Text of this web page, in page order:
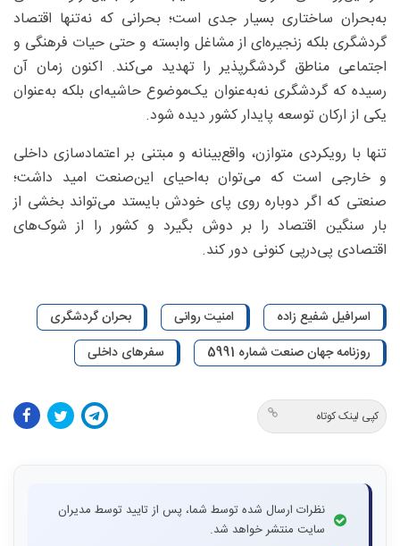
به‌بحران ساختاری بسیار جدی است؛ بحرانی که نه‌تنها اقتصاد
گردشگری بلکه زنجیره‌ای از مشاغل وابسته و حتی حیات فرهنگی و
اجتماعی مناطق گردشگرپذیر را تهدید می‌کند. اکنون زمان آن
رسیده که گردشگری نه‌به‌عنوان یک‌موضوع حاشیه‌ای بلکه به‌عنوان
یکی از ارکان توسعه پایدار کشور دیده شود.
تنها با رویکردی متوازن، واقع‌بینانه و مبتنی بر اعتمادسازی داخلی
و خارجی است که می‌توان به‌احیای این‌صنعت امید داشت؛
صنعتی که اگر دوباره روی پای خودش بایستد می‌تواند بخشی از
بار سنگین اقتصاد را بر دوش بگیرد و کشور را از شوک‌های
اقتصادی پی‌درپی کنونی دور کند.
اسرافیل شفیع زاده امنیت روانی
بحران گردشگری
روزنامه جهان صنعت شماره 5991
سفرهای داخلی
کپی لینک کوتاه
نظرات ارسال شده توسط شما، پس از تایید توسط مدیران
سایت منتشر خواهد شد.